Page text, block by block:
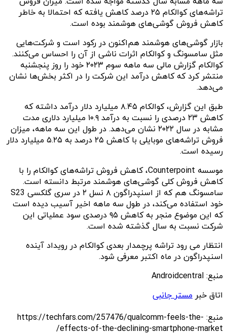
تراشه‌های کوالکام ۲۵ درصد کاهش یافته که احتمالا به خاطر
کاهش فروش گوشی‌های هوشمند بوده است.
بازار گوشی‌های هوشمند هم‌اکنون در رکود است و شرکت‌هایی
مثل سامسونگ و کوالکام اثرات ناشی از آن را احساس می‌کنند.
کوالکام گزارش مالی سه ماهه سوم ۲۰۲۳ خود را روز پنجشنبه
منتشر کرد که کاهش درآمد این شرکت را در اکثر بخش‌ها نشان
می‌دهد.
طبق این گزارش، کوالکام ۸.۴۵ میلیارد دلار درآمد داشته که
کاهش ۲۳ درصدی را نسبت به درآمد ۱۰.۹ میلیارد دلاری مدت
مشابه در سال ۲۰۲۲ نشان می‌دهد. در طول این سه ماهه، میزان
فروش تراشه‌های موبایلی با کاهش ۲۵ درصد به ۵.۲۵ میلیارد دلار
رسیده است.
موسسه Counterpoint، کاهش فروش تراشه‌های کوالکام را با
کاهش فروش کلی گوشی‌های هوشمند مرتبط دانسته است.
سامسونگ هم که از اسنپدراگون ۸ نسل ۲ در سری گلکسی S23
خود استفاده می‌کند، در طول سه ماهه اخیر آسیب دیده است
که این موضوع منجر به کاهش ۹۵ درصدی سود عملیاتی این
شرکت نسبت به سال گذشته شده است.
انتظار می رود تراشه پرچمدار بعدی کوالکام در رویداد آینده
اسنپدراگون در ماه اکتبر معرفی شود.
منبع: Androidcentral
اتاق خبر مستر جانبی
منبع: https://techfars.com/257476/qualcomm-feels-the-
effects-of-the-declining-smartphone-market/